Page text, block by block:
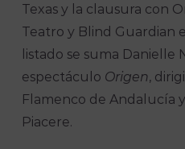
Texas y la clausura con
Teatro y Blind Guardian
listado se suma Danielle
espectáculo Origen,
Flamenco de Andalucía
Piacere.